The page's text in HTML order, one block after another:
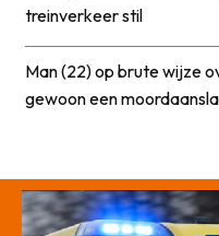
treinverkeer stil
Man (22) op brute wijze
gewoon een